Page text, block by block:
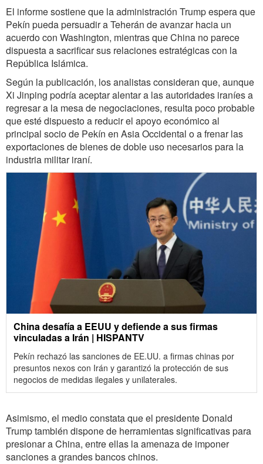
El informe sostiene que la administración Trump espera que
Pekín pueda persuadir a Teherán de avanzar hacia un
acuerdo con Washington, mientras que China no parece
dispuesta a sacrificar sus relaciones estratégicas con la
República Islámica.
Según la publicación, los analistas consideran que, aunque
Xi Jinping podría aceptar alentar a las autoridades iraníes a
regresar a la mesa de negociaciones, resulta poco probable
que esté dispuesto a reducir el apoyo económico al
principal socio de Pekín en Asia Occidental o a frenar las
exportaciones de bienes de doble uso necesarios para la
industria militar iraní.
China desafía a EEUU y defiende a sus firmas
vinculadas a Irán | HISPANTV
Pekín rechazó las sanciones de EE.UU. a firmas chinas por
presuntos nexos con Irán y garantizó la protección de sus
negocios de medidas ilegales y unilaterales.
Asimismo, el medio constata que el presidente Donald
Trump también dispone de herramientas significativas para
presionar a China, entre ellas la amenaza de imponer
sanciones a grandes bancos chinos.